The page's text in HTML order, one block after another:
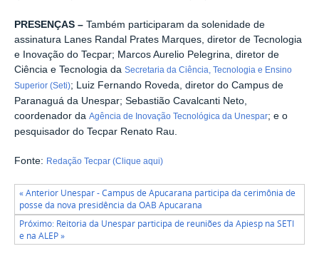
PRESENÇAS – Também participaram da solenidade de
assinatura Lanes Randal Prates Marques, diretor de Tecnologia
e Inovação do Tecpar; Marcos Aurelio Pelegrina, diretor de
Ciência e Tecnologia da Secretaria da Ciência, Tecnologia e Ensino
Superior (Seti); Luiz Fernando Roveda, diretor do Campus de
Paranaguá da Unespar; Sebastião Cavalcanti Neto,
coordenador da Agência de Inovação Tecnológica da Unespar; e o
pesquisador do Tecpar Renato Rau.
Fonte: Redação Tecpar (Clique aqui)
« Anterior Unespar - Campus de Apucarana participa da cerimônia de
posse da nova presidência da OAB Apucarana
Próximo: Reitoria da Unespar participa de reuniões da Apiesp na SETI
e na ALEP »